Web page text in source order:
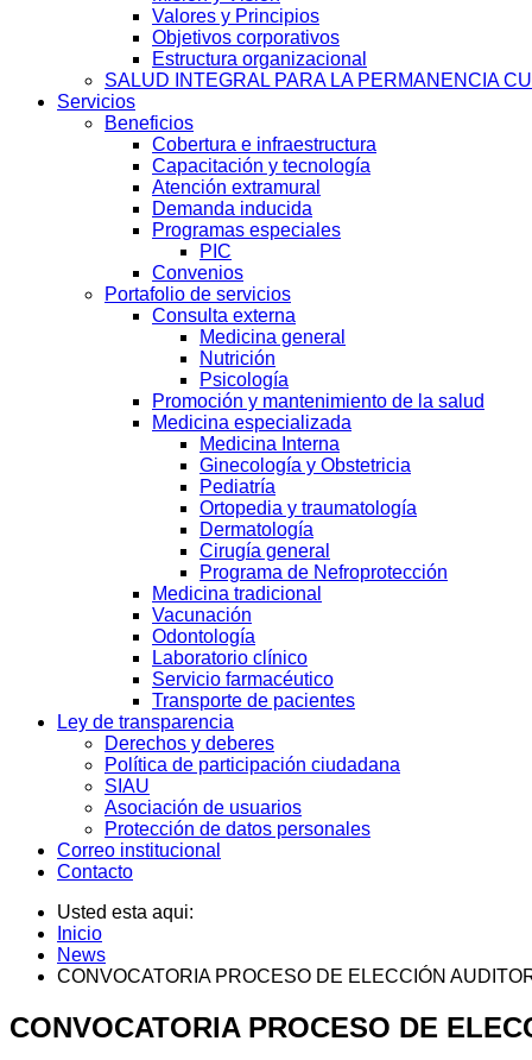
Valores y Principios
Objetivos corporativos
Estructura organizacional
SALUD INTEGRAL PARA LA PERMANENCIA
Servicios
Beneficios
Cobertura e infraestructura
Capacitación y tecnología
Atención extramural
Demanda inducida
Programas especiales
PIC
Convenios
Portafolio de servicios
Consulta externa
Medicina general
Nutrición
Psicología
Promoción y mantenimiento de la salud
Medicina especializada
Medicina Interna
Ginecología y Obstetricia
Pediatría
Ortopedia y traumatología
Dermatología
Cirugía general
Programa de Nefroprotección
Medicina tradicional
Vacunación
Odontología
Laboratorio clínico
Servicio farmacéutico
Transporte de pacientes
Ley de transparencia
Derechos y deberes
Política de participación ciudadana
SIAU
Asociación de usuarios
Protección de datos personales
Correo institucional
Contacto
Usted esta aqui:
Inicio
News
CONVOCATORIA PROCESO DE ELECCIÓN
CONVOCATORIA PROCESO DE